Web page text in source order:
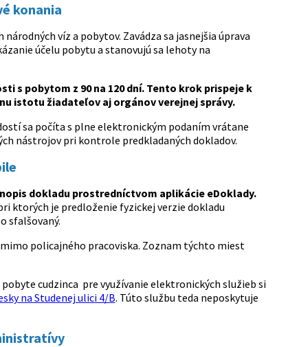
konania
víz a pobytov. Zavádza sa jasnejšia úprava
účelu pobytu a stanovujú sa lehoty na
s pobytom z 90 na 120 dní. Tento krok prispeje k
istotu žiadateľov aj orgánov verejnej správy.
sa počíta s plne elektronickým podaním vrátane
nástrojov pri kontrole predkladaných dokladov.
dokladu prostredníctvom aplikácie eDoklady.
ktorých je predloženie fyzickej verzie dokladu
sfalšovaný.
policajného pracoviska. Zoznam týchto miest
cudzinca pre využívanie elektronických služieb si
na Studenej ulici 4/B. Túto službu teda neposkytuje